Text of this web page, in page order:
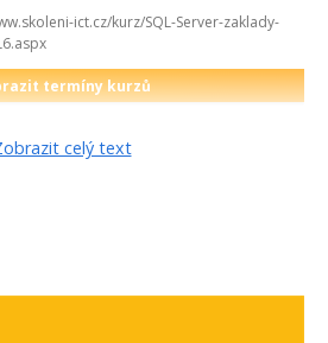
ict.cz/kurz/SQL-Server-zaklady-
termíny kurzů
celý text